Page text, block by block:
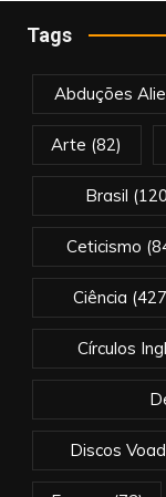
Tags
Abduções
Arte (82)
Brasil
Ceticismo
Ciência
Círculos
Discos